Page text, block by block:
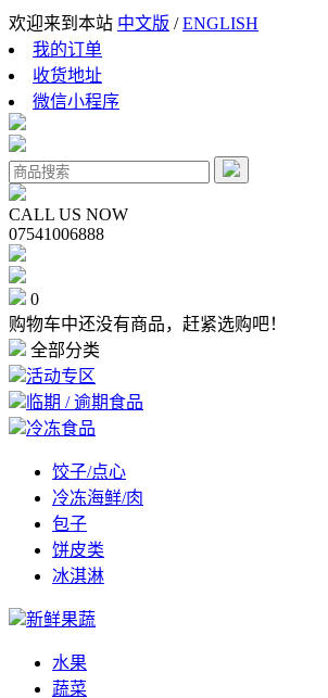
欢迎来到本站 中文版 /ENGLISH
我的订单
收货地址
微信小程序
CALL US NOW
07541006888
0
购物车中还没有商品，赶紧选购吧！
全部分类
活动专区
临期 / 逾期食品
冷冻食品
饺子/点心
冷冻海鲜/肉
包子
饼皮类
冰淇淋
新鲜果蔬
水果
蔬菜